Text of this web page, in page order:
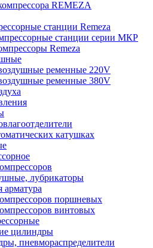
REMEZA
станции Remeza
станции серии МКР
Remeza
ременные 220V
ременные 380V
катушках
лубрикаторы
арматура
поршневых
винтовых
цилиндры
пневмораспределители